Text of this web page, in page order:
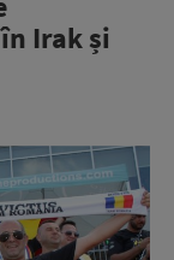
Irak și